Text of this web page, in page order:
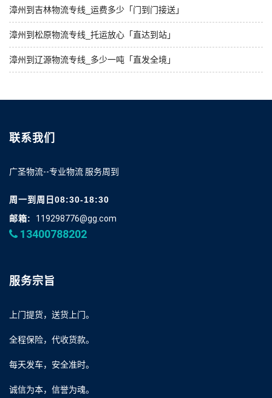
漳州到吉林物流专线_运费多少「门到门接送」
漳州到松原物流专线_托运放心「直达到站」
漳州到辽源物流专线_多少一吨「直发全境」
联系我们
广圣物流--专业物流 服务周到
周一到周日08:30-18:30
邮箱:
119298776@gg.com
13400788202
服务宗旨
上门提货，送货上门。
全程保险，代收货款。
每天发车，安全准时。
诚信为本，信誉为魂。